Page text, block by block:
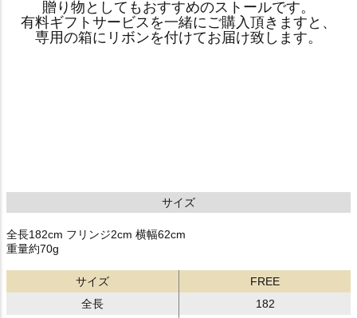
贈り物としてもおすすめのストールです。
有料ギフトサービスを一緒にご購入頂きますと、
専用の箱にリボンを付けてお届け致します。
サイズ
全長182cm フリンジ2cm 横幅62cm
重量約70g
サイズ
FREE
全長
182